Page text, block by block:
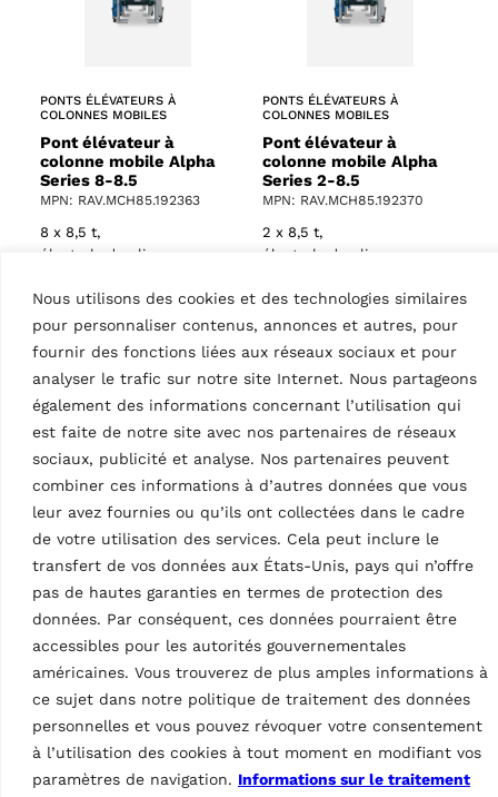
Nous utilisons des cookies et des technologies similaires
pour personnaliser contenus, annonces et autres, pour
fournir des fonctions liées aux réseaux sociaux et pour
analyser le trafic sur notre site Internet. Nous partageons
également des informations concernant l’utilisation qui
est faite de notre site avec nos partenaires de réseaux
sociaux, publicité et analyse. Nos partenaires peuvent
combiner ces informations à d’autres données que vous
leur avez fournies ou qu’ils ont collectées dans le cadre
de votre utilisation des services. Cela peut inclure le
transfert de vos données aux États-Unis, pays qui n’offre
pas de hautes garanties en termes de protection des
données. Par conséquent, ces données pourraient être
accessibles pour les autorités gouvernementales
américaines. Vous trouverez de plus amples informations à
ce sujet dans notre politique de traitement des données
personnelles et vous pouvez révoquer votre consentement
à l’utilisation des cookies à tout moment en modifiant vos
paramètres de navigation. Informations sur le traitement
PONTS ÉLÉVATEURS À
COLONNES MOBILES
Pont élévateur à
colonne mobile Alpha
Series 8-8.5
MPN: RAV.MCH85.192363
8 x 8,5 t,
électrohydraulique, sans
les transporteurs,
camionnettes et maisons
mobiles
PONTS ÉLÉVATEURS À
COLONNES MOBILES
Pont élévateur à
colonne mobile Alpha
Series 2-8.5
MPN: RAV.MCH85.192370
2 x 8,5 t,
électrohydraulique, sans
les transporteurs,
camionnettes et maisons
mobiles
PONTS ÉLÉVATEURS À
COLONNES MOBILES
Pont élévateur à
colonne mobile Alpha
Series 4-8.5
MPN: RAV.MCH85.192349
4 x 8,5 t,
électrohydraulique, sans
câbles, mobile, idéal pour
PONTS ÉLÉVATEURS À
COLONNES MOBILES
Pont élévateur à
colonne mobile Alpha
Series 6-8.5
MPN: RAV.MCH85.192356
6 x 8,5 t,
électrohydraulique, sans
câbles, mobile, idéal pour